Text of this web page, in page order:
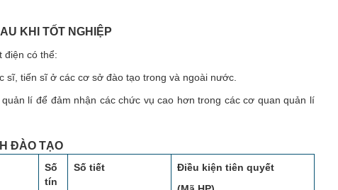
KHI TỐT NGHIỆP
điện có thể:
tiến sĩ ở các cơ sở đào tạo trong và ngoài nước.
lí để đảm nhận các chức vụ cao hơn trong các cơ quan quản lí
ĐÀO TẠO
Số
tín
Số tiết
Điều kiện tiên quyết